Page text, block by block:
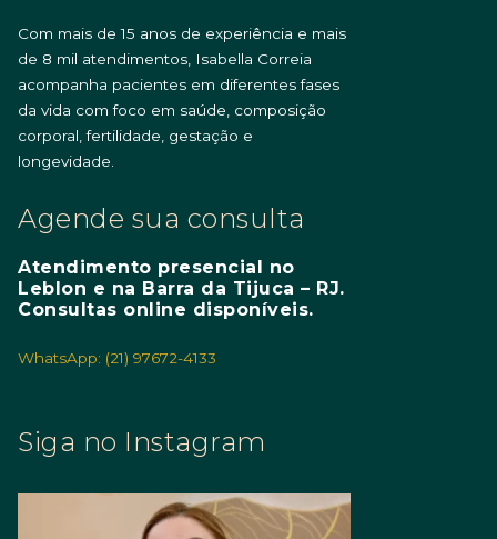
Com mais de 15 anos de experiência e mais
de 8 mil atendimentos, Isabella Correia
acompanha pacientes em diferentes fases
da vida com foco em saúde, composição
corporal, fertilidade, gestação e
longevidade.
Agende sua consulta
Atendimento presencial no
Leblon e na Barra da Tijuca – RJ.
Consultas online disponíveis.
WhatsApp: (21) 97672-4133
Siga no Instagram